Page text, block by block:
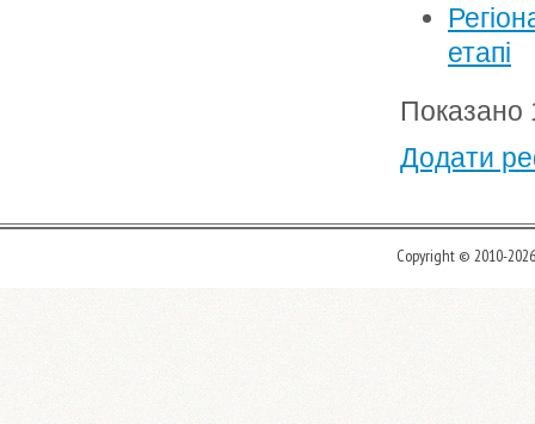
етапі
Показано
Додати
Copyright © 2010-